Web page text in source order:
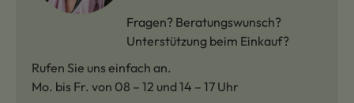
Fragen? Beratungswunsch?
Unterstützung beim Einkauf?
Rufen Sie uns einfach an.
Mo. bis Fr. von 08 – 12 und 14 – 17 Uhr